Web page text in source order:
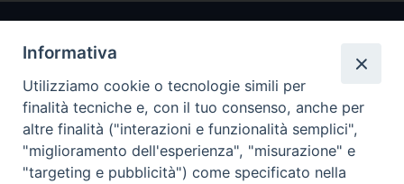
Arcidiocesi di Ravenna-Cervia
Informativa
Utilizziamo cookie o tecnologie simili per
finalità tecniche e, con il tuo consenso, anche per
altre finalità ("interazioni e funzionalità semplici",
"miglioramento dell'esperienza", "misurazione" e
"targeting e pubblicità") come specificato nella